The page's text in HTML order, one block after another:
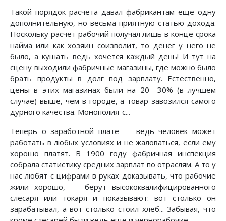
Такой порядок расчета давал фабрикантам еще одну
дополнительную, но весьма приятную статью дохода.
Поскольку расчет рабочий получал лишь в конце срока
найма или как хозяин соизволит, то денег у него не
было, а кушать ведь хочется каждый день! И тут на
сцену выходили фабричные магазины, где можно было
брать продукты в долг под зарплату. Естественно,
цены в этих магазинах были на 20—30% (в лучшем
случае) выше, чем в городе, а товар завозился самого
дурного качества. Монополия-с...
Теперь о заработной плате — ведь человек может
работать в любых условиях и не жаловаться, если ему
хорошо платят. В 1900 году фабричная инспекция
собрала статистику средних зарплат по отраслям. А то у
нас любят с цифрами в руках доказывать, что рабочие
жили хорошо, — берут высококвалифицированного
слесаря или токаря и показывают: вот столько он
зарабатывал, а вот столько стоил хлеб... Забывая, что